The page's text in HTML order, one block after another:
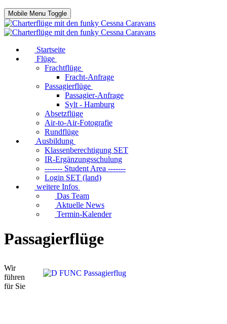
Mobile Menu Toggle
Startseite
Flüge
Frachtflüge
Fracht-Anfrage
Passagierflüge
Passagier-Anfrage
Sylt - Hamburg
Absetzflüge
Air-to-Air-Fotografie
Rundflüge
Ausbildung
Klassenberechtigung SET
IR-Ergänzungsschulung
------- Student Area -------
Login SET (land)
weitere Infos
Das Team
Aktuelle News
Termin-Kalender
Passagierflüge
Wir
führen
für Sie